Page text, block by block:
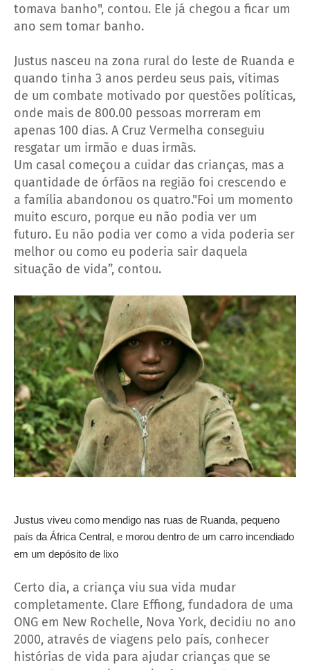
tomava banho", contou. Ele já chegou a ficar um
ano sem tomar banho.
Justus nasceu na zona rural do leste de Ruanda e
quando tinha 3 anos perdeu seus pais, vítimas
de um combate motivado por questões políticas,
onde mais de 800.00 pessoas morreram em
apenas 100 dias. A Cruz Vermelha conseguiu
resgatar um irmão e duas irmãs.
Um casal começou a cuidar das crianças, mas a
quantidade de órfãos na região foi crescendo e
a família abandonou os quatro."Foi um momento
muito escuro, porque eu não podia ver um
futuro. Eu não podia ver como a vida poderia ser
melhor ou como eu poderia sair daquela
situação de vida”, contou.
Justus viveu como mendigo nas ruas de Ruanda, pequeno
país da África Central, e morou dentro de um carro incendiado
em um depósito de lixo
Certo dia, a criança viu sua vida mudar
completamente. Clare Effiong, fundadora de uma
ONG em New Rochelle, Nova York, decidiu no ano
2000, através de viagens pelo país, conhecer
histórias de vida para ajudar crianças que se